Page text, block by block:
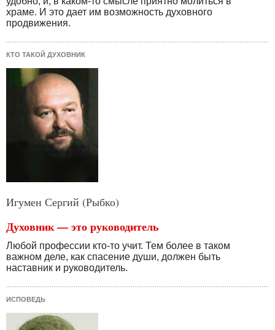
храме. И это дает им возможность духовного
продвижения.
КТО ТАКОЙ ДУХОВНИК
Игумен Сергий (Рыбко)
Духовник — это руководитель
Любой профессии кто-то учит. Тем более в таком
важном деле, как спасение души, должен быть
наставник и руководитель.
ИСПОВЕДЬ